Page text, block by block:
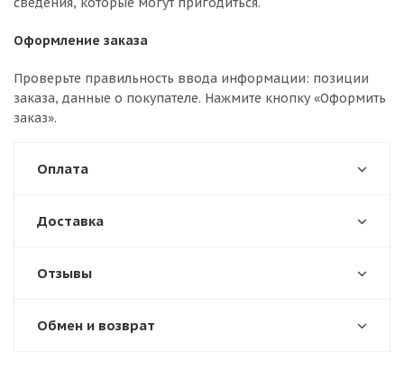
Оформление заказа
Проверьте правильность ввода информации: позиции
заказа, данные о покупателе. Нажмите кнопку «Оформить
заказ».
Оплата
Доставка
Отзывы
Обмен и возврат